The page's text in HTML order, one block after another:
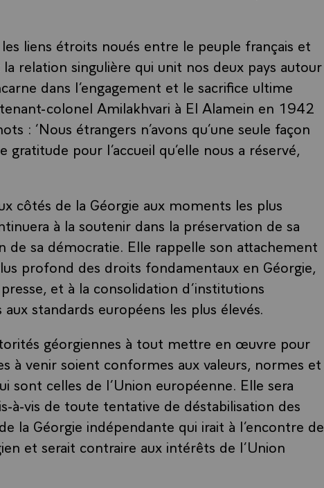
liens étroits noués entre le peuple français et
relation singulière qui unit nos deux pays autour
dans l’engagement et le sacrifice ultime
colonel Amilakhvari à El Alamein en 1942
: ‘Nous étrangers n’avons qu’une seule façon
pour l’accueil qu’elle nous a réservé,
côtés de la Géorgie aux moments les plus
à la soutenir dans la préservation de sa
de sa démocratie. Elle rappelle son attachement
profond des droits fondamentaux en Géorgie,
et à la consolidation d’institutions
standards européens les plus élevés.
géorgiennes à tout mettre en œuvre pour
à venir soient conformes aux valeurs, normes et
sont celles de l’Union européenne. Elle sera
à-vis de toute tentative de déstabilisation des
la Géorgie indépendante qui irait à l’encontre de
et serait contraire aux intérêts de l’Union